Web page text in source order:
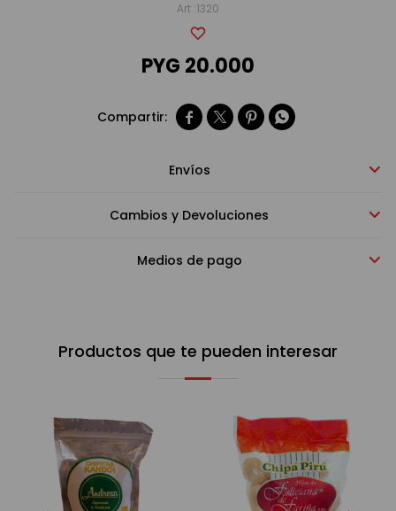
1320
PYG 20.000
   
Envíos
Cambios y Devoluciones
Medios de pago
Productos que te pueden interesar
Accesorios y regalos
Promociones